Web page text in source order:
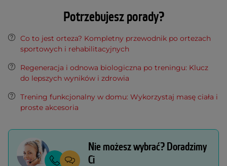
Potrzebujesz porady?
Co to jest orteza? Kompletny przewodnik po ortezach
sportowych i rehabilitacyjnych
Regeneracja i odnowa biologiczna po treningu: Klucz
do lepszych wyników i zdrowia
Trening funkcjonalny w domu: Wykorzystaj masę ciała i
proste akcesoria
Nie możesz wybrać? Doradzimy
Ci